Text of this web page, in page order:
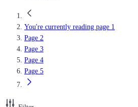
You're currently reading page 1
Page 2
Page 3
Page 4
Page 5